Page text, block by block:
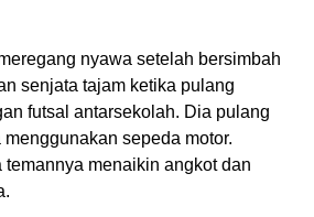
nyawa setelah bersimbah
senjata tajam ketika pulang
futsal antarsekolah. Dia pulang
sepeda motor.
temannya menaikin angkot dan